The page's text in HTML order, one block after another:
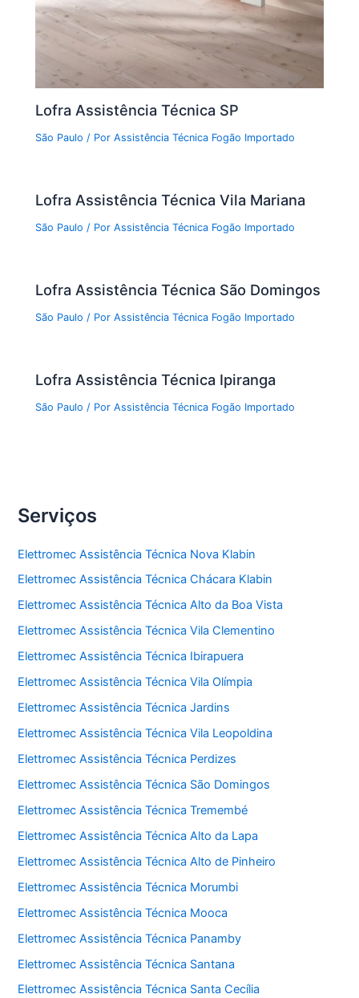
Lofra Assistência Técnica SP
São Paulo / PorAssistência Técnica Fogão Importado
Lofra Assistência Técnica Vila Mariana
São Paulo / PorAssistência Técnica Fogão Importado
Lofra Assistência Técnica São Domingos
São Paulo / PorAssistência Técnica Fogão Importado
Lofra Assistência Técnica Ipiranga
São Paulo / PorAssistência Técnica Fogão Importado
Serviços
Elettromec Assistência Técnica Nova Klabin
Elettromec Assistência Técnica Chácara Klabin
Elettromec Assistência Técnica Alto da Boa Vista
Elettromec Assistência Técnica Vila Clementino
Elettromec Assistência Técnica Ibirapuera
Elettromec Assistência Técnica Vila Olímpia
Elettromec Assistência Técnica Jardins
Elettromec Assistência Técnica Vila Leopoldina
Elettromec Assistência Técnica Perdizes
Elettromec Assistência Técnica São Domingos
Elettromec Assistência Técnica Tremembé
Elettromec Assistência Técnica Alto da Lapa
Elettromec Assistência Técnica Alto de Pinheiro
Elettromec Assistência Técnica Morumbi
Elettromec Assistência Técnica Mooca
Elettromec Assistência Técnica Panamby
Elettromec Assistência Técnica Santana
Elettromec Assistência Técnica Santa Cecília